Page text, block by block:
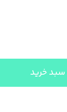
سبد خرید